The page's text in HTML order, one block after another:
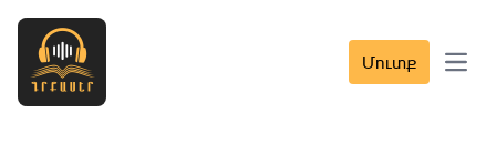
Մուտք Open